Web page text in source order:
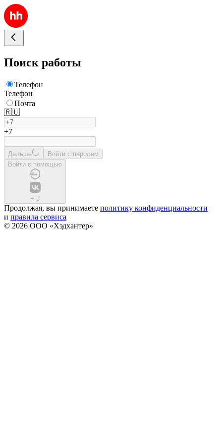
Поиск работы
Телефон
Телефон
Почта
🇷🇺
+7
Дальше
Войти с паролем
Войти с помощью
+ 3
Продолжая, вы принимаете политику конфиденциальности
и правила сервиса
© 2026 ООО «Хэдхантер»